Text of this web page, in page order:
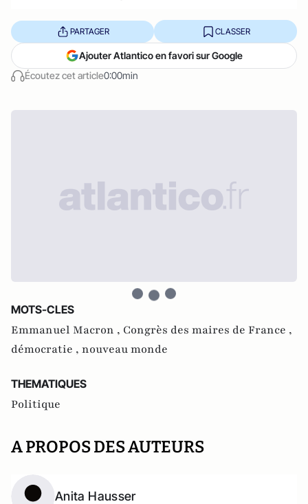
Écoutez cet article0:00min
PARTAGER CLASSER
Ajouter Atlantico en favori sur Google
MOTS-CLES
Emmanuel Macron , Congrès des maires de France ,
démocratie , nouveau monde
THEMATIQUES
Politique
A PROPOS DES AUTEURS
Anita Hausser